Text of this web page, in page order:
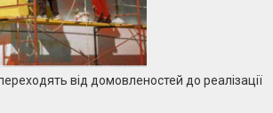
від домовленостей до реалізації